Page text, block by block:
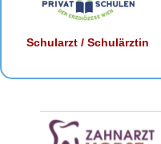
Schularzt / Schulärztin